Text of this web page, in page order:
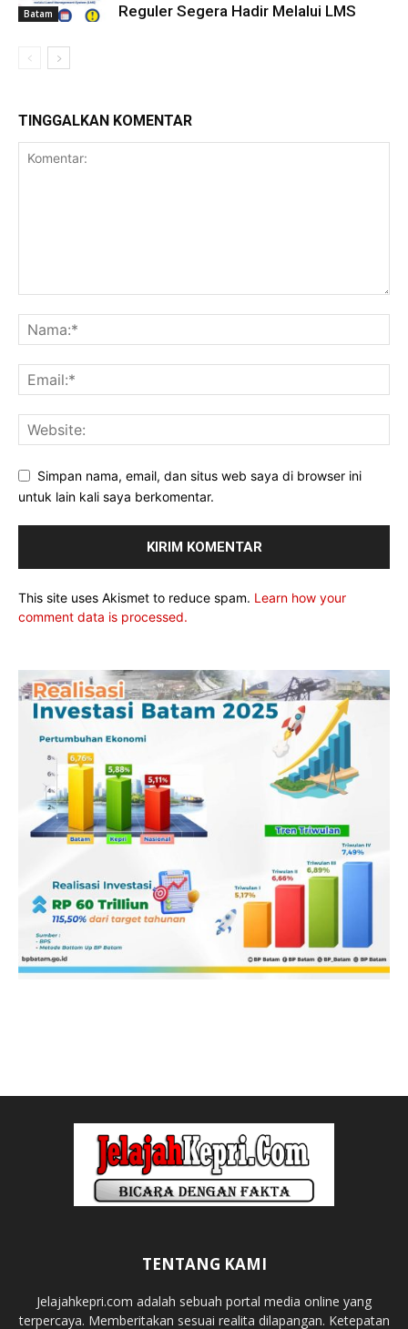
Batam
Reguler Segera Hadir Melalui LMS
TINGGALKAN KOMENTAR
Simpan nama, email, dan situs web saya di browser ini
untuk lain kali saya berkomentar.
This site uses Akismet to reduce spam. Learn how your
comment data is processed.
TENTANG KAMI
Jelajahkepri.com adalah sebuah portal media online yang
terpercaya. Memberitakan sesuai realita dilapangan. Ketepatan